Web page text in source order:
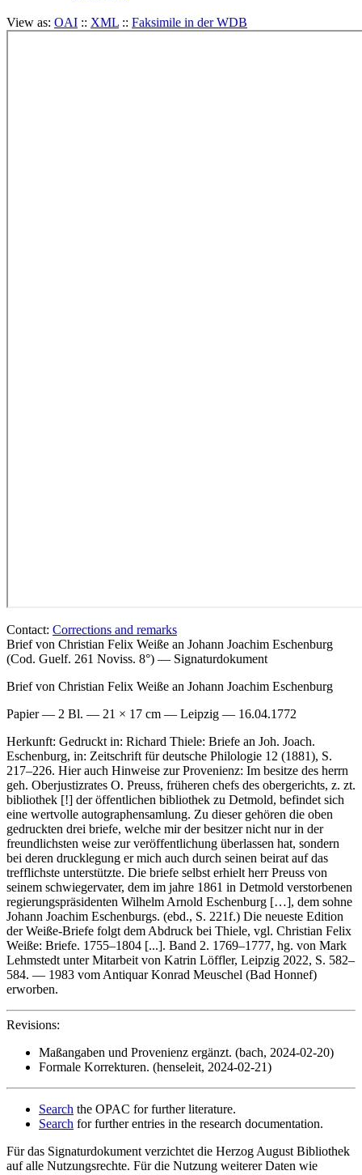
View as: OAI :: XML :: Faksimile in der WDB
Contact: Corrections and remarks
Brief von Christian Felix Weiße an Johann Joachim Eschenburg
(Cod. Guelf. 261 Noviss. 8°) — Signaturdokument
Brief von Christian Felix Weiße an Johann Joachim Eschenburg
Papier — 2 Bl. — 21 × 17 cm — Leipzig — 16.04.1772
Herkunft: Gedruckt in: Richard Thiele: Briefe an Joh. Joach.
Eschenburg, in: Zeitschrift für deutsche Philologie 12 (1881), S.
217–226. Hier auch Hinweise zur Provenienz: Im besitze des herrn
geh. Oberjustizrates O. Preuss, früheren chefs des obergerichts, z. zt.
bibliothek [!] der öffentlichen bibliothek zu Detmold, befindet sich
eine wertvolle autographensamlung. Zu dieser gehören die oben
gedruckten drei briefe, welche mir der besitzer nicht nur in der
freundlichsten weise zur veröffentlichung überlassen hat, sondern
bei deren drucklegung er mich auch durch seinen beirat auf das
trefflichste unterstützte. Die briefe selbst erhielt herr Preuss von
seinem schwiegervater, dem im jahre 1861 in Detmold verstorbenen
regierungspräsidenten Wilhelm Arnold Eschenburg […], dem sohne
Johann Joachim Eschenburgs. (ebd., S. 221f.) Die neueste Edition
der Weiße-Briefe folgt dem Abdruck bei Thiele, vgl. Christian Felix
Weiße: Briefe. 1755–1804 [...]. Band 2. 1769–1777, hg. von Mark
Lehmstedt unter Mitarbeit von Katrin Löffler, Leipzig 2022, S. 582–
584. — 1983 vom Antiquar Konrad Meuschel (Bad Honnef)
erworben.
Revisions:
Maßangaben und Provenienz ergänzt. (bach, 2024-02-20)
Formale Korrekturen. (henseleit, 2024-02-21)
Search the OPAC for further literature.
Search for further entries in the research documentation.
Für das Signaturdokument verzichtet die Herzog August Bibliothek
auf alle Nutzungsrechte. Für die Nutzung weiterer Daten wie